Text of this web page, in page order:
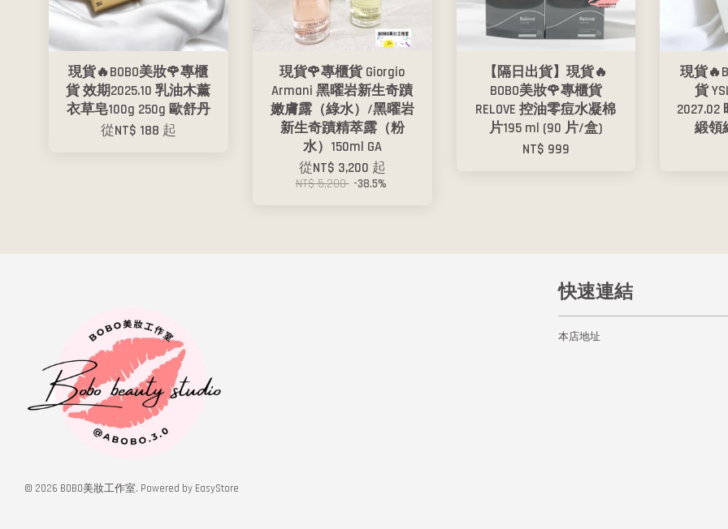
現貨🔥BOBO美妝🌹專櫃
貨 效期2025.10 乳油木薰
衣草皂100g 250g 歐舒丹
從NT$ 188 起
現貨🌹專櫃貨 Giorgio
Armani 黑曜岩新生奇蹟
嫩膚露（綠水）/黑曜岩
新生奇蹟精萃露（粉
水）150ml GA
從NT$ 3,200 起
NT$ 5,200 -38.5%
【隔日出貨】現貨🔥
BOBO美妝🌹專櫃貨
RELOVE 控油零痘水凝棉
片195 ml (90 片/盒)
NT$ 999
現貨
貨
緞領
© 2026 BOBO美妝工作室. Powered by EasyStore
快速連結
本店地址